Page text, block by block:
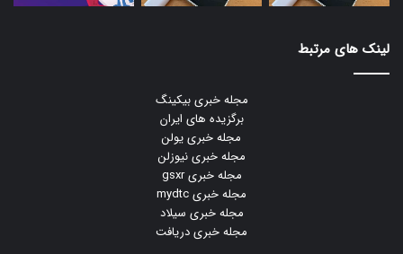
لینک های مرتبط
مجله خبری بیکینگ
برگزیده های ایران
مجله خبری یولن
مجله خبری نیوزلن
مجله خبری gsxr
مجله خبری mydtc
مجله خبری سیلاد
مجله خبری دریافت